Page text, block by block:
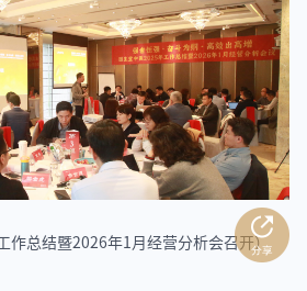
作总结暨2026年1月经营分析会召开）